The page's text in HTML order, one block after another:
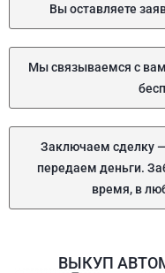
Вы оставляете
Мы связываемся с
Заключаем сделку
передаем деньги.
время, в
ВЫКУП